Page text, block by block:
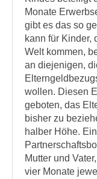
Monate
gibt es das so
kann für Kinder,
Welt kommen,
an diejenigen,
wollen. Diesen
geboten, das
bisher zu
halber Höhe.
Mutter und
vier Monate